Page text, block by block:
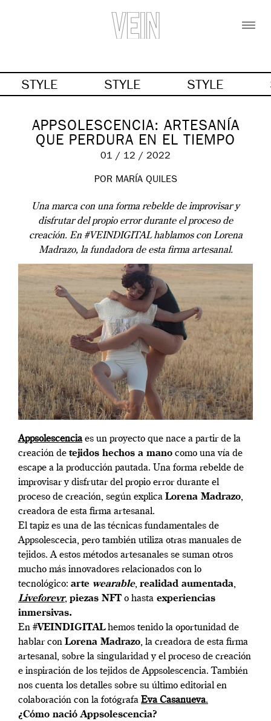
STYLE STYLE STYLE
APPSOLESCENCIA: ARTESANÍA
QUE PERDURA EN EL TIEMPO
01 / 12 / 2022
POR MARÍA QUILES
Una marca con una forma rebelde de improvisar y
disfrutar del propio error durante el proceso de
creación. En #VEINDIGITAL hablamos con Lorena
Madrazo, la fundadora de esta firma artesanal.
Appsolescenciaes un proyecto que nace a partir de la
creación de tejidos hechos a mano como una vía de
escape a la producción pautada. Una forma rebelde de
improvisar y disfrutar del propio error durante el
proceso de creación, según explica Lorena Madrazo,
creadora de esta firma artesanal.
El tapiz es una de las técnicas fundamentales de
Appsolescecia, pero también utiliza otras manuales de
tejidos. A estos métodos artesanales se suman otros
mucho más innovadores relacionados con lo
tecnológico: arte wearable, realidad aumentada,
Liveforevr, piezas NFTo hasta experiencias
inmersivas.
En #VEINDIGITALhemos tenido la oportunidad de
hablar con Lorena Madrazo, la creadora de esta firma
artesanal, sobre la singularidad y el proceso de creación
e inspiración de los tejidos de Appsolescencia. También
nos cuenta los detalles sobre su último editorial en
colaboración con la fotógrafa Eva Casanueva.
¿Cómo nació Appsolescencia?